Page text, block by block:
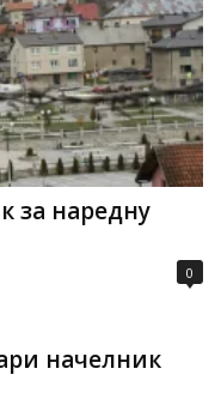
за наредну
0
начелник